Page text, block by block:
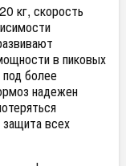
кг, скорость
в пиковых
под более
надежен
всех